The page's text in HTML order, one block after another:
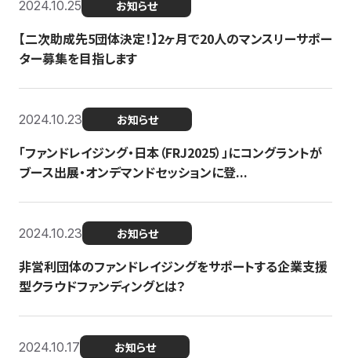
2024.10.25 お知らせ
【二次助成先5団体決定！】2ヶ月で20人のマンスリーサポー
ター募集を目指します
2024.10.23 お知らせ
「ファンドレイジング・日本（FRJ2025）」にコングラントが
ブース出展・オンデマンドセッションに登...
2024.10.23 お知らせ
非営利団体のファンドレイジングをサポートする企業支援
型クラウドファンディングとは？
2024.10.17 お知らせ